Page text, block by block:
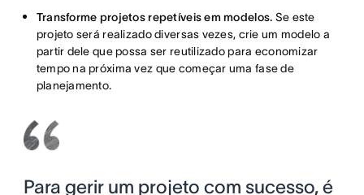
Transforme projetos repetíveis em modelos. Se este
projeto será realizado diversas vezes, crie um modelo a
partir dele que possa ser reutilizado para economizar
tempo na próxima vez que começar uma fase de
planejamento.
Para gerir um projeto com sucesso, é